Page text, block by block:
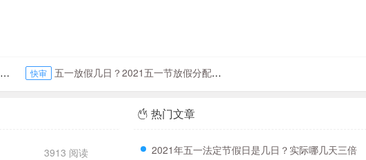
快审 五一放假几日？2021五一节放假分配来了！
3913 阅读
热门文章
2021年五一法定节假日是几日？实际哪几天三倍